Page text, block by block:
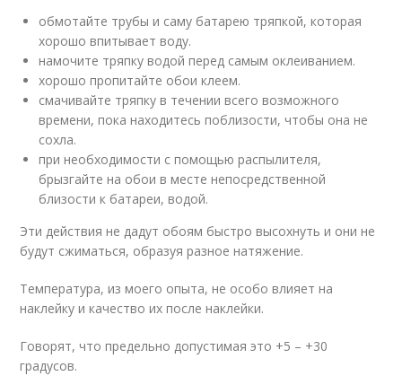
обмотайте трубы и саму батарею тряпкой, которая
хорошо впитывает воду.
намочите тряпку водой перед самым оклеиванием.
хорошо пропитайте обои клеем.
смачивайте тряпку в течении всего возможного
времени, пока находитесь поблизости, чтобы она не
сохла.
при необходимости с помощью распылителя,
брызгайте на обои в месте непосредственной
близости к батареи, водой.
Эти действия не дадут обоям быстро высохнуть и они не
будут сжиматься, образуя разное натяжение.
Температура, из моего опыта, не особо влияет на
наклейку и качество их после наклейки.
Говорят, что предельно допустимая это +5 – +30
градусов.